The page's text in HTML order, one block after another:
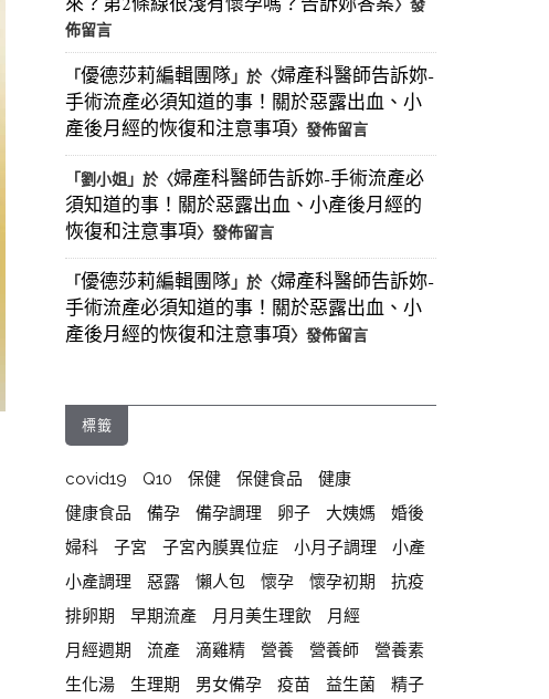
〉發
佈留言
「優德莎莉編輯團隊」於〈婦產科醫師告訴妳-
手術流產必須知道的事！關於惡露出血、小
產後月經的恢復和注意事項〉發佈留言
「劉小姐 」於〈婦產科醫師告訴妳-手術流產必
須知道的事！關於惡露出血、小產後月經的
恢復和注意事項〉發佈留言
「優德莎莉編輯團隊」於〈婦產科醫師告訴妳-
手術流產必須知道的事！關於惡露出血、小
產後月經的恢復和注意事項〉發佈留言
標籤
covid19 Q10 保健 保健食品
健康
健康食品
備孕 備孕調理 卵子 大姨媽
婚後
婦科
子宮 子宮內膜異位症 小月子調理
小產
小產調理
惡露 懶人包 懷孕 懷孕初期
抗疫
排卵期
早期流產 月月美生理飲
月經
月經週期
流產 滴雞精 營養 營養師
營養素
生化湯
生理期 男女備孕 疫苗 益生菌 精子